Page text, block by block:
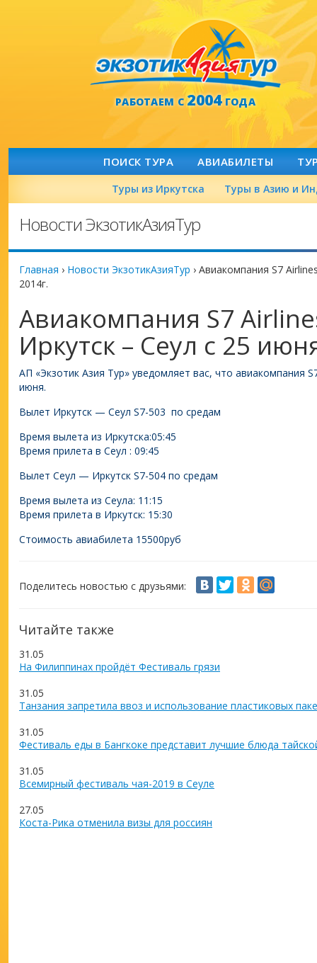
РАБОТАЕМ С2004ГОДА
ПОИСК ТУРА АВИАБИЛЕТЫ
Туры из Иркутска Туры в Азию и
Новости ЭкзотикАзияТур
Главная › Новости ЭкзотикАзияТур › Авиакомпания S7
2014г.
Авиакомпания S7
Иркутск – Сеул с 25
АП «Экзотик Азия Тур» уведомляет вас, что авиакомпания
июня.
Вылет Иркутск — Сеул S7-503 по средам
Время вылета из Иркутска:05:45
Время прилета в Сеул : 09:45
Вылет Сеул — Иркутск S7-504 по средам
Время вылета из Сеула: 11:15
Время прилета в Иркутск: 15:30
Стоимость авиабилета 15500руб
Поделитесь новостью с друзьями:
Читайте также
31.05
На Филиппинах пройдёт Фестиваль грязи
31.05
Танзания запретила ввоз и использование пластиковых
31.05
Фестиваль еды в Бангкоке представит лучшие блюда
31.05
Всемирный фестиваль чая-2019 в Сеуле
27.05
Коста-Рика отменила визы для россиян